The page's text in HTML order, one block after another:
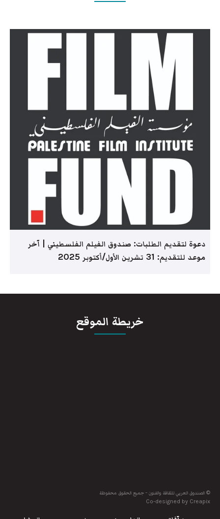
دعوة لتقديم الطلبات: صندوق الفيلم الفلسطيني | آخر
موعد للتقديم: 31 تشرين الأول/أكتوبر 2025
خريطة الموقع
© الصندوق العربي للثقافة والفنون - جميع الحقوق محفوظة
Co-designed by Creapix